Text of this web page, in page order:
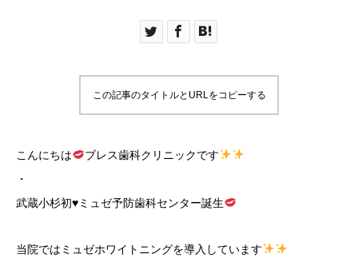
この記事のタイトルとURLをコピーする
こんにちは
ブレス歯科クリニックです
・
武蔵小杉初♥ミュゼ予防歯科センター誕生
当院ではミュゼホワイトニングを導入しています